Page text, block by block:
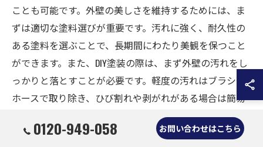
ことも可能です。外壁の美しさを維持するためには、ま
ずは適切な塗料選びが重要です。汚れに強く、耐久性の
ある塗料を選ぶことで、長期間にわたり美観を保つこと
ができます。また、DIY塗装の際は、まず外壁の汚れをし
っかりと落とすことが必要です。軽度の汚れはブラシや
ホースで取り除き、ひび割れや剥がれがある場合は簡易
補修を行いましょう。これらの準備を整えてから塗装に
取り掛かることで、より均一に美しい仕上がりが期待で
0120-949-058 お問い合わせはこちら